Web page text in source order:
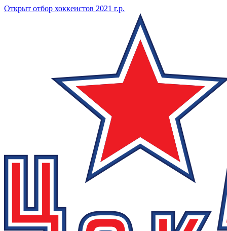
Открыт отбор хоккеистов 2021 г.р.